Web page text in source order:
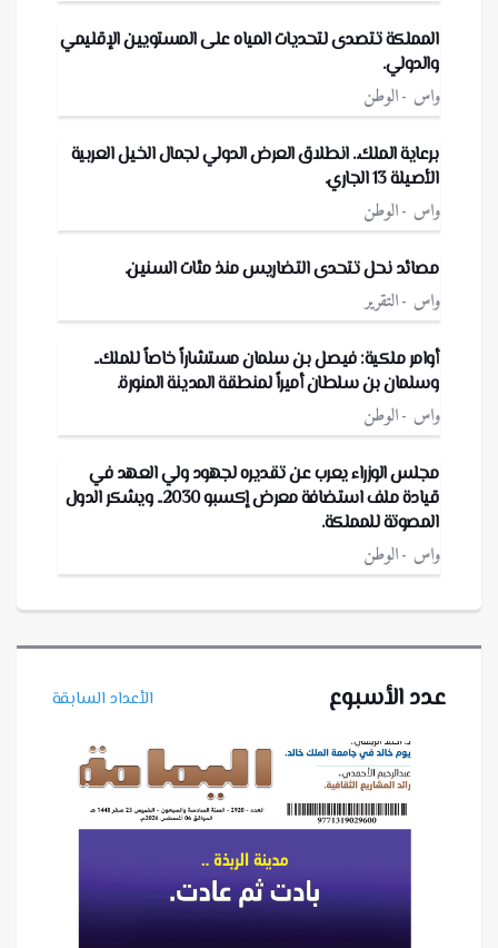
المملكة تتصدى لتحديات المياه على المستويين الإقليمي
والدولي.
واس الوطن
برعاية الملك.. انطلاق العرض الدولي لجمال الخيل العربية
الأصيلة 13 الجاري.
واس الوطن
مصائد نحل تتحدى التضاريس منذ مئات السنين.
واس التقرير
أوامر ملكية: فيصل بن سلمان مستشاراً خاصاً للملك..
وسلمان بن سلطان أميراً لمنطقة المدينة المنورة.
واس الوطن
مجلس الوزراء يعرب عن تقديره لجهود ولي العهد في
قيادة ملف استضافة معرض إكسبو 2030.. ويشكر الدول
المصوتة للمملكة.
واس الوطن
عدد الأسبوع الأعداد السابقة